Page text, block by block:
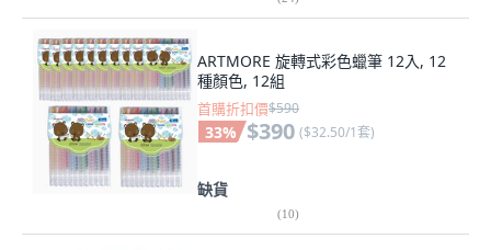
ARTMORE 旋轉式彩色蠟筆 12入, 12
種顏色, 12組
首購折扣價$590
33% $390 ($32.50/1套)
缺貨
(10)